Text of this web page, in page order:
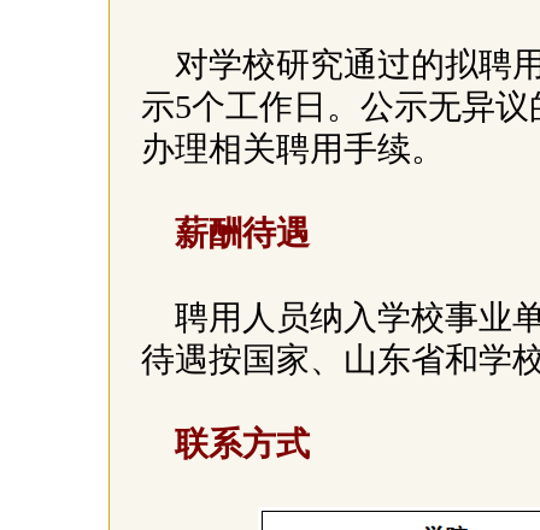
对学校研究通过的拟聘
示5个工作日。公示无异
办理相关聘用手续。
薪酬待遇
聘用人员纳入学校事业
待遇按国家、山东省和学
联系方式